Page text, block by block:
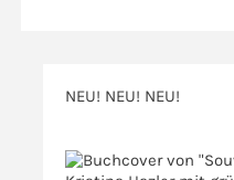
NEU! NEU! NEU!